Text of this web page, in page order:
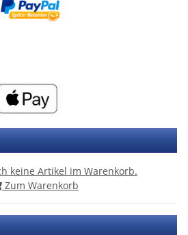
keine Artikel im Warenkorb.
Zum Warenkorb